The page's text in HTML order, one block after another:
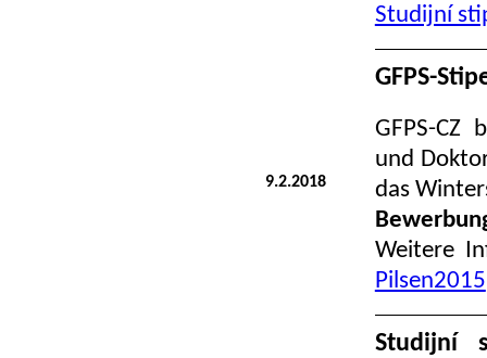
Studijní
9.2.2018
GFPS-
GFPS-
und
das
Weitere
Pilsen2015
Studijní